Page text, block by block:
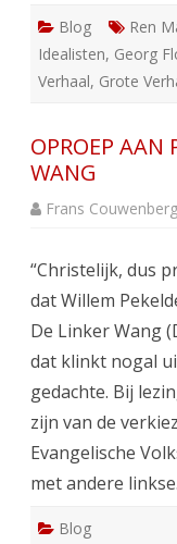
Blog Ren
Idealisten, Georg
Verhaal, Grote
OPROEP AAN
WANG
Frans
“Christelijk, dus
dat Willem
De Linker Wang
dat klinkt nogal
gedachte. Bij
zijn van de
Evangelische
met andere
Blog